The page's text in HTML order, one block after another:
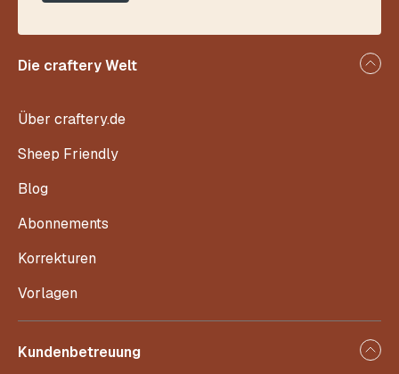
Die craftery Welt
Über craftery.de
Sheep Friendly
Blog
Abonnements
Korrekturen
Vorlagen
Kundenbetreuung